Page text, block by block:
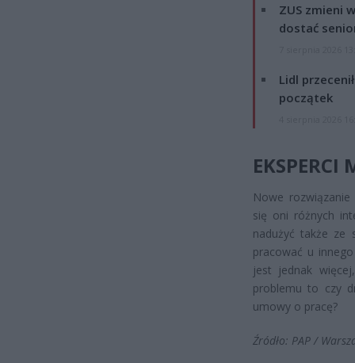
ZUS zmieni
dostać
Lidl
początek
EKSPERCI
Nowe
się oni różnych
nadużyć także ze
pracować u
jest jednak
problemu to czy
umowy o pracę?
Źródło: PAP /